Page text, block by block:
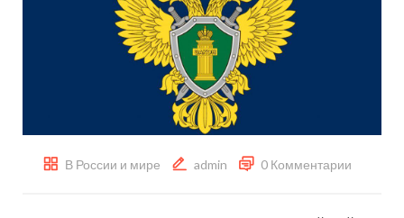
В России и мире admin 0 Комментарии